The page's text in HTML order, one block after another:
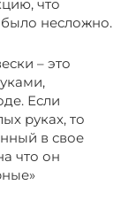
что
несложно.
– это
Если
руках, то
в свое
что он